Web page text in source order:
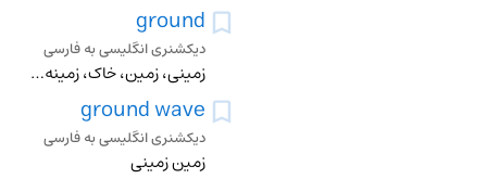
ground
دیکشنری انگلیسی به فارسی
زمینی، زمین، خاک، زمینه، پایه، میدان، اساس، پا، سبب، ملاک، مستمسک، کف دریا، بناء کردن، بگل نشاندن، بزمین نشستن، فرود امدن، اصول نخستین را یاد دادن، اساسی
ground wave
دیکشنری انگلیسی به فارسی
زمین زمینی